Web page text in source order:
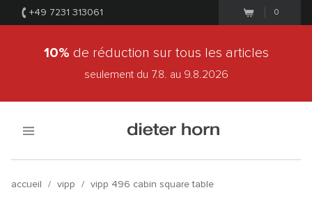
+49 7231 313061 0
10% de réduction sur tous les articles
seulement du 7.8. au 9.8.2026
accueil / vipp / vipp 496 cabin square table